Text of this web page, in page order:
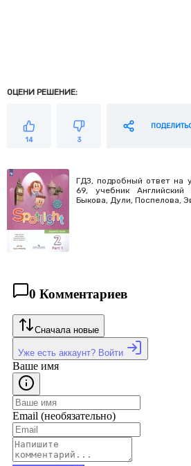
ОЦЕНИ РЕШЕНИЕ:
14 3
ГДЗ, подробный ответ на
69, учебник
Быкова, Дули, Поспелова,